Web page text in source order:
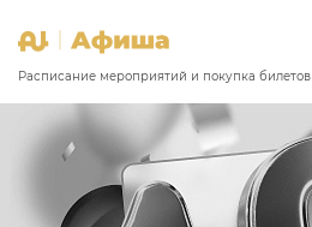
Расписание мероприятий и покупка билетов